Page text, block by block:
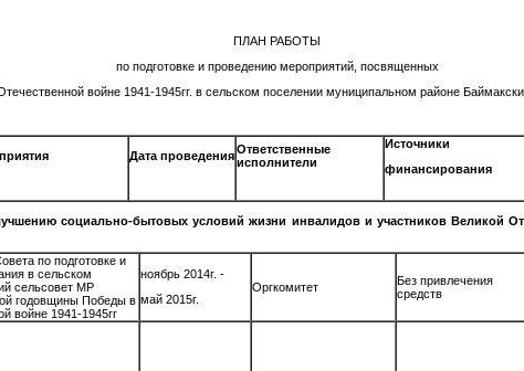
ПЛАН РАБОТЫ
по подготовке и проведению мероприятий, посвященных
войне 1941-1945гг. в сельском поселении муниципальном районе
Дата проведенияОтветственные
исполнители
Источники
финансирования
социально-бытовых условий жизни инвалидов и участников Великой
по подготовке и
в сельском
сельсовет МР
годовщины Победы в
войне 1941-1945гг
ноябрь 2014г. -
май 2015г.
Оргкомитет
Без привлечения
средств